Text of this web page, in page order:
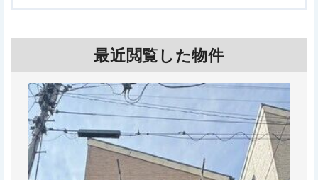
最近閲覧した物件